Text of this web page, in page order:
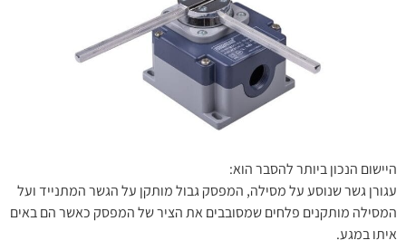
היישום הנכון ביותר להסבר הוא:
עגורן גשר שנוסע על מסילה, המפסק גבול מותקן על הגשר המתנייד ועל
המסילה מותקנים פלחים שמסובבים את הציר של המפסק כאשר הם באים
איתו במגע.